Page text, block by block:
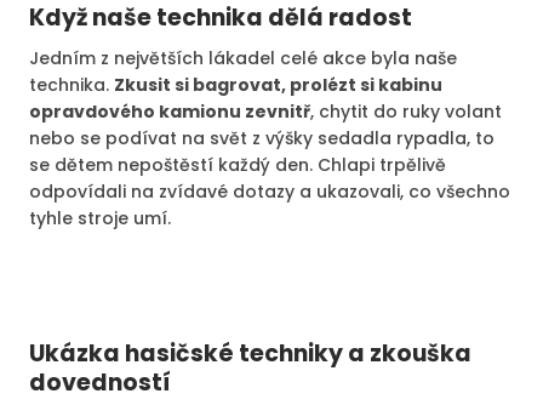
Když naše technika dělá radost
Jedním z největších lákadel celé akce byla naše
technika. Zkusit si bagrovat, prolézt si kabinu
opravdového kamionu zevnitř, chytit do ruky volant
nebo se podívat na svět z výšky sedadla rypadla, to
se dětem nepoštěstí každý den. Chlapi trpělivě
odpovídali na zvídavé dotazy a ukazovali, co všechno
tyhle stroje umí.
Ukázka hasičské techniky a zkouška
dovedností